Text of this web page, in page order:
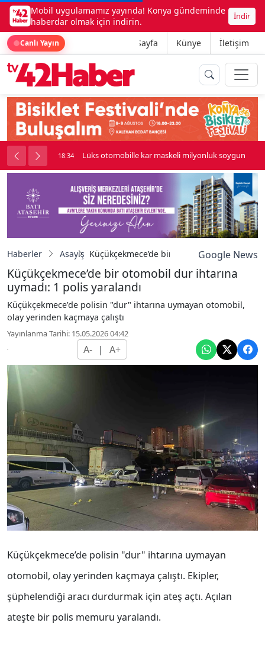
Mobil uygulamamız yayında! Konya gündeminde
haberdar olmak için indirin.
İndir
Canlı Yayın Ana Sayfa Künye İletişim
kavga çıktı 18:34 Lüks otomobille kar maskeli milyonluk soygun
Haberler Asayiş Küçükçekmece’de bir otomobil dur ihtarına
Google News
Küçükçekmece’de bir otomobil dur ihtarına
uymadı: 1 polis yaralandı
Küçükçekmece’de polisin "dur" ihtarına uymayan otomobil,
olay yerinden kaçmaya çalıştı
Yayınlanma Tarihi: 15.05.2026 04:42
A- | A+
Küçükçekmece’de polisin "dur" ihtarına uymayan
otomobil, olay yerinden kaçmaya çalıştı. Ekipler,
şüphelendiği aracı durdurmak için ateş açtı. Açılan
ateşte bir polis memuru yaralandı.